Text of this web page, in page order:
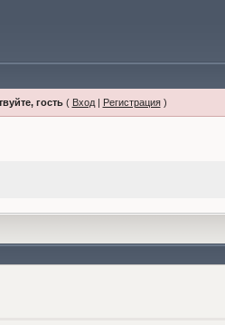
гость( Вход| Регистрация)